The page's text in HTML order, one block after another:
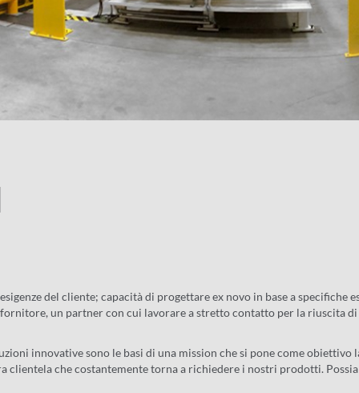
del cliente; capacità di progettare ex novo in base a specifiche
un partner con cui lavorare a stretto contatto per la riuscita
innovative sono le basi di una mission che si pone come obiettivo
clientela che costantemente torna a richiedere i nostri prodotti.